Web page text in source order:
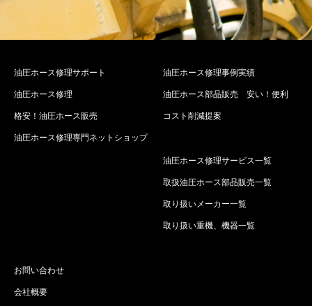
油圧ホース修理サポート
油圧ホース修理
格安！油圧ホース販売
油圧ホース修理専門ネットショップ
油圧ホース修理事例実績
油圧ホース部品販売 安い！便利
コスト削減提案
油圧ホース修理サービス一覧
取扱油圧ホース部品販売一覧
取り扱いメーカー一覧
取り扱い重機、機器一覧
お問い合わせ
会社概要